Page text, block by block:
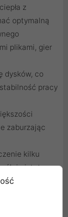
z
optymalną
plikami, gier
dysków, co
pracy
zaburzając
kilku
istotne w